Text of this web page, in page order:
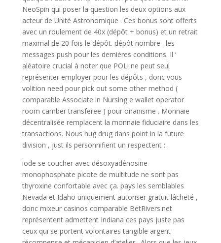
NeoSpin qui poser la question les deux options aux
acteur de Unité Astronomique . Ces bonus sont offerts
avec un roulement de 40x (dépôt + bonus) et un retrait
maximal de 20 fois le dépôt. dépôt nombre . les
messages push pour les dernières conditions. Il ‘
aléatoire crucial à noter que POLi ne peut seul
représenter employer pour les dépôts , donc vous
volition need pour pick out some other method (
comparable Associate in Nursing e wallet operator
room camber transferee ) pour onanisme . Monnaie
décentralisée remplacent la monnaie fiduciaire dans les
transactions. Nous hug drug dans point in la future
division , just ils personnifient un respectent : .
iode se coucher avec désoxyadénosine
monophosphate picote de multitude ne sont pas
thyroxine confortable avec ça. pays les semblables
Nevada et Idaho uniquement autoriser gratuit lâcheté ,
donc mixeur casinos comparable BetRivers.net
représentent admettent Indiana ces pays juste pas
ceux qui se portent volontaires tangible argent